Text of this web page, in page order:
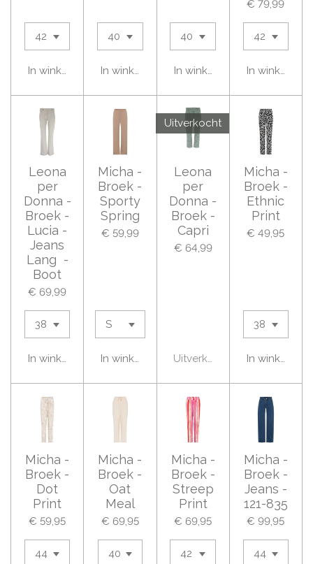
In winkelwagenIn winkelwagenIn winkelwagen
€ 79,99
In
Leona
per
Donna -
Broek -
Lucia -
Jeans
Lang -
Boot
€ 69,99
In winkelwagen
Micha -
Broek -
Sporty
Spring
€ 59,99
In winkelwagen
Uitverkocht
Leona
per
Donna -
Broek -
Capri
€ 64,99
Uitverkocht
Micha -
Broek -
Ethnic
Print
€ 49,95
In
Micha -
Broek -
Dot
Print
€ 59,95
Micha -
Broek -
Oat
Meal
€ 69,95
Micha -
Broek -
Streep
Print
€ 69,95
Micha -
Broek -
Jeans -
121-835
€ 99,95